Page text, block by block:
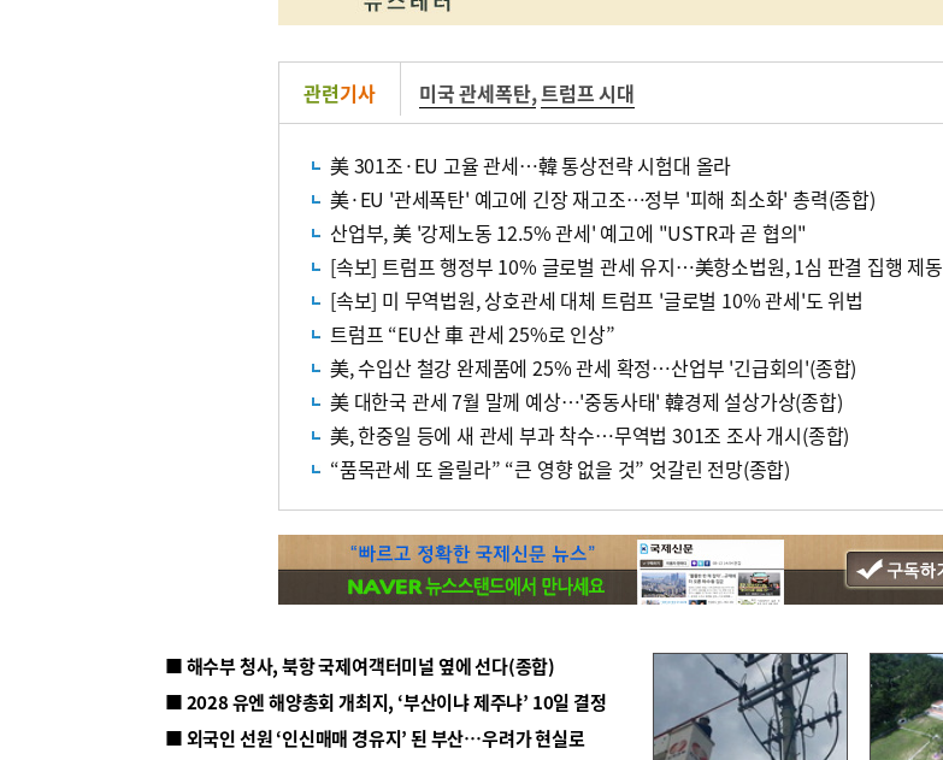
관련기사 미국 관세폭탄,트럼프 시대
美 301조·EU 고율 관세…韓 통상전략 시험대 올라
美·EU '관세폭탄' 예고에 긴장 재고조…정부 '피해 최소화' 총력(종합)
산업부, 美 '강제노동 12.5% 관세' 예고에 "USTR과 곧 협의"
[속보] 트럼프 행정부 10% 글로벌 관세 유지…美항소법원, 1심 판결 집행 제동
[속보] 미 무역법원, 상호관세 대체 트럼프 '글로벌 10% 관세'도 위법
트럼프 “EU산 車 관세 25%로 인상”
美, 수입산 철강 완제품에 25% 관세 확정…산업부 '긴급회의'(종합)
美 대한국 관세 7월 말께 예상…'중동사태' 韓경제 설상가상(종합)
美, 한중일 등에 새 관세 부과 착수…무역법 301조 조사 개시(종합)
“품목관세 또 올릴라” “큰 영향 없을 것” 엇갈린 전망(종합)
■ 해수부 청사, 북항 국제여객터미널 옆에 선다(종합)
■ 2028 유엔 해양총회 개최지, ‘부산이냐 제주냐’ 10일 결정
■ 외국인 선원 ‘인신매매 경유지’ 된 부산…우려가 현실로